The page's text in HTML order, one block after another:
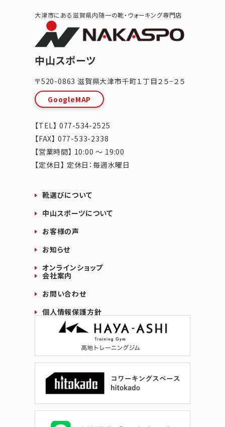
大津市にある滋賀県内随一の靴・ウォーキング専門店
中山スポーツ
〒520-0863 滋賀県大津市千町１丁目２５−２５
GoogleMAP
【TEL】 077-534-2525
【FAX】 077-533-2338
【営業時間】 10:00 ～ 19:00
【定休日】 定休日：毎週水曜日
靴選びについて
中山スポーツについて
お客様の声
お知らせ
オンラインショップ
会社案内
お問い合わせ
個人情報保護方針